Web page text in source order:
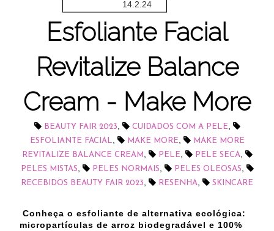
14.2.24
Esfoliante Facial
Revitalize Balance
Cream - Make More
BEAUTY FAIR 2023, CUIDADOS COM A PELE,
ESFOLIANTE FACIAL, MAKE MORE,
MAKE MORE
REVITALIZE BALANCE CREAM , PELE, PELE SECA,
PELES MISTAS, PELES NORMAIS, PELES OLEOSAS,
RECEBIDOS BEAUTY FAIR 2023, RESENHA, SKINCARE
Conheça o esfoliante de alternativa ecológica:
micropartículas de arroz biodegradável e 100%